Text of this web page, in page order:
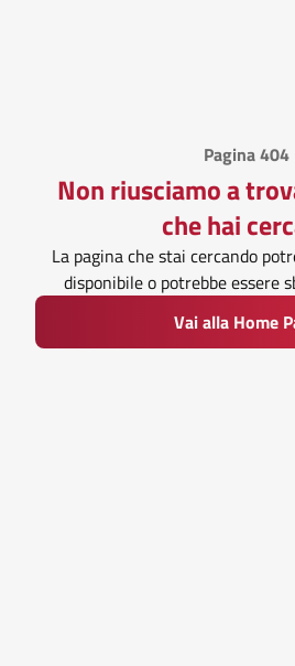
Pagina 404
Non riusciamo a
che hai
La pagina che stai cercando
disponibile o potrebbe essere
Vai alla Home